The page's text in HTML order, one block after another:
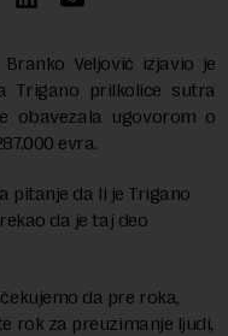
Veljović izjavio je
Trigano prilkolice sutra
obavezala ugovorom o
evra.
pitanje da li je Trigano
da je taj deo
da pre roka,
rok za preuzimanje ljudi,